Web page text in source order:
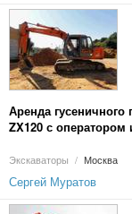
Аренда гусеничного
ZX120 с оператором
Экскаваторы / Москва
Сергей Муратов